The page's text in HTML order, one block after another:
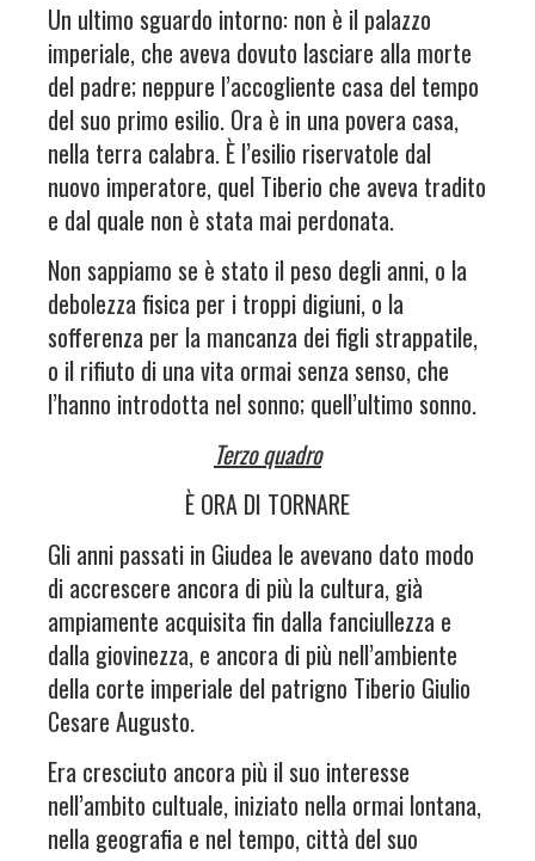
Un ultimo sguardo intorno: non è il palazzo
imperiale, che aveva dovuto lasciare alla morte
del padre; neppure l’accogliente casa del tempo
del suo primo esilio. Ora è in una povera casa,
nella terra calabra. È l’esilio riservatole dal
nuovo imperatore, quel Tiberio che aveva tradito
e dal quale non è stata mai perdonata.
Non sappiamo se è stato il peso degli anni, o la
debolezza fisica per i troppi digiuni, o la
sofferenza per la mancanza dei figli strappatile,
o il rifiuto di una vita ormai senza senso, che
l’hanno introdotta nel sonno; quell’ultimo sonno.
Terzo quadro
È ORA DI TORNARE
Gli anni passati in Giudea le avevano dato modo
di accrescere ancora di più la cultura, già
ampiamente acquisita fin dalla fanciullezza e
dalla giovinezza, e ancora di più nell’ambiente
della corte imperiale del patrigno Tiberio Giulio
Cesare Augusto.
Era cresciuto ancora più il suo interesse
nell’ambito cultuale, iniziato nella ormai lontana,
nella geografia e nel tempo, città del suo